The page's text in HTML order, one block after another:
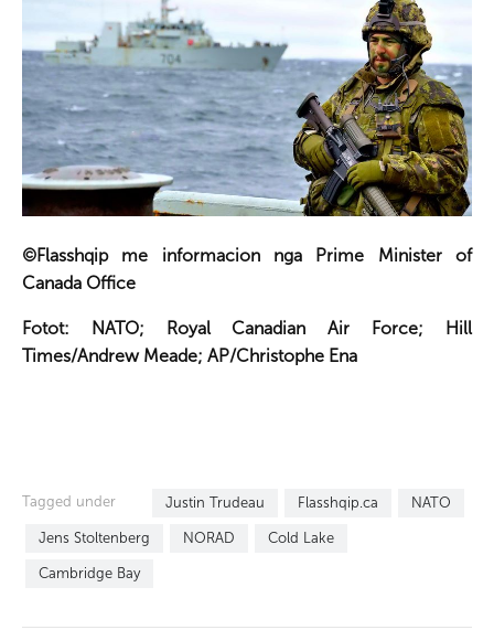
©Flasshqip me informacion nga Prime Minister of
Canada Office
Fotot: NATO; Royal Canadian Air Force; Hill
Times/Andrew Meade; AP/Christophe Ena
Tagged under Justin Trudeau Flasshqip.ca NATO
Jens Stoltenberg NORAD Cold Lake
Cambridge Bay